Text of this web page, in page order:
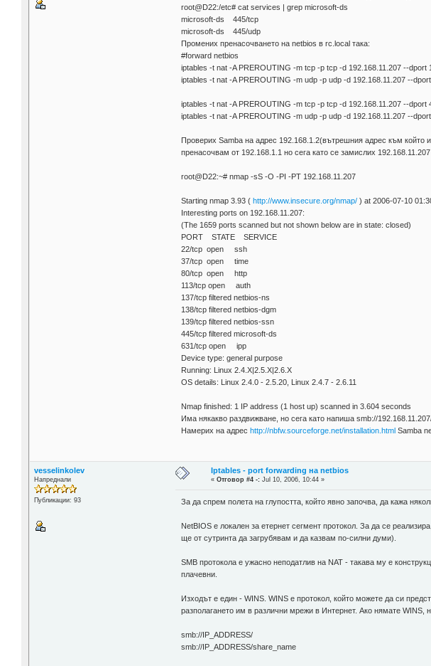
root@D22:/etc# cat services | grep microsoft-ds
microsoft-ds 445/tcp
microsoft-ds 445/udp
Промених пренасочването на netbios в rc.local така:
#forward netbios
iptables -t nat -A PREROUTING -m tcp -p tcp -d 192.168.11.207 --dport
iptables -t nat -A PREROUTING -m udp -p udp -d 192.168.11.207 --
iptables -t nat -A PREROUTING -m tcp -p tcp -d 192.168.11.207 --dport
iptables -t nat -A PREROUTING -m udp -p udp -d 192.168.11.207 --
Проверих Samba на адрес 192.168.1.2(вътрешния адрес към който
пренасочвам от 192.168.1.1 но сега като се замислих
root@D22:~# nmap -sS -O -PI -PT 192.168.11.207
Starting nmap 3.93 (http://www.insecure.org/nmap/ ) at 2006-07-10
Interesting ports on 192.168.11.207:
(The 1659 ports scanned but not shown below are in state: closed)
PORT STATE SERVICE
22/tcp open ssh
37/tcp open time
80/tcp open http
113/tcp open auth
137/tcp filtered netbios-ns
138/tcp filtered netbios-dgm
139/tcp filtered netbios-ssn
445/tcp filtered microsoft-ds
631/tcp open ipp
Device type: general purpose
Running: Linux 2.4.X|2.5.X|2.6.X
OS details: Linux 2.4.0 - 2.5.20, Linux 2.4.7 - 2.6.11
Nmap finished: 1 IP address (1 host up) scanned in 3.604 seconds
Има някакво раздвижване, но сега като напиша smb://
Намерих на адресhttp://nbfw.sourceforge.net/installation.html Samba
vesselinkolev
Напреднали
Публикации: 93
Iptables - port forwarding на netbios
«Отговор #4 -: Jul 10, 2006, 10:44 »
За да спрем полета на глупостта, който явно започва, да кажа
NetBIOS е локален за етернет сегмент протокол. За да се
ще от сутринта да загрубявам и да казвам по-силни думи).
SMB протокола е ужасно неподатлив на NAT - такава му е
плачевни.
Изходът е един - WINS. WINS е протокол, който можете да си
разполагането им в различни мрежи в Интернет. Ако нямате
smb://IP_ADDRESS/
smb://IP_ADDRESS/share_name